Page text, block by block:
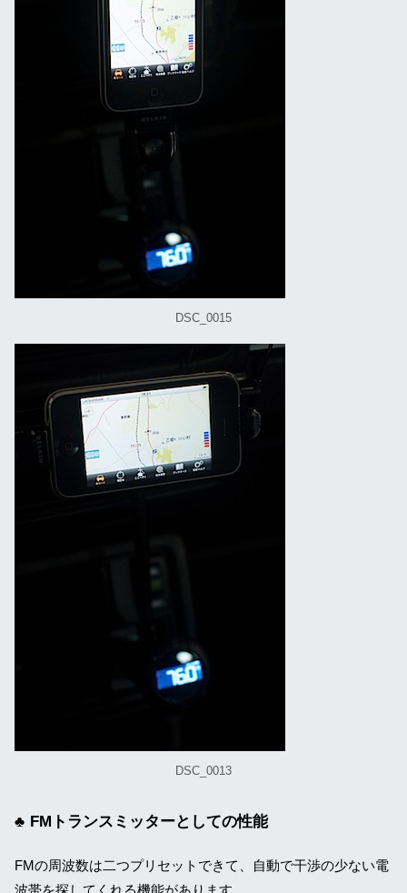
DSC_0015
DSC_0013
FMトランスミッターとしての性能
FMの周波数は二つプリセットできて、自動で干渉の少ない電